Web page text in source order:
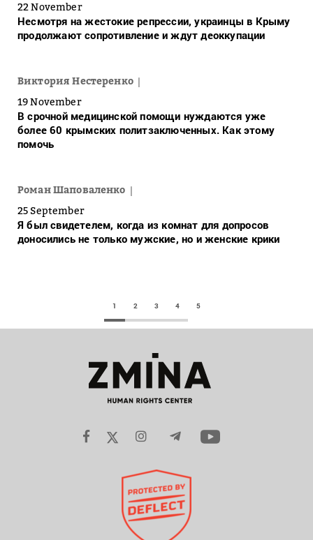
22 November
Несмотря на жестокие репрессии, украинцы в Крыму
продолжают сопротивление и ждут деоккупации
Виктория Нестеренко
19 November
В срочной медицинской помощи нуждаются уже
более 60 крымских политзаключенных. Как этому
помочь
Роман Шаповаленко
25 September
Я был свидетелем, когда из комнат для допросов
доносились не только мужские, но и женские крики
1 2 3 4 5